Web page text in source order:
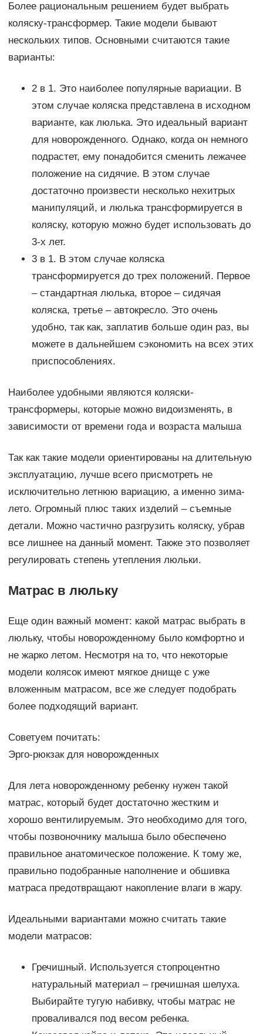
Более рациональным решением будет выбрать
коляску-трансформер. Такие модели бывают
нескольких типов. Основными считаются такие
варианты:
2 в 1. Это наиболее популярные вариации. В
этом случае коляска представлена в исходном
варианте, как люлька. Это идеальный вариант
для новорожденного. Однако, когда он немного
подрастет, ему понадобится сменить лежачее
положение на сидячие. В этом случае
достаточно произвести несколько нехитрых
манипуляций, и люлька трансформируется в
коляску, которую можно будет использовать до
3-х лет.
3 в 1. В этом случае коляска
трансформируется до трех положений. Первое
– стандартная люлька, второе – сидячая
коляска, третье – автокресло. Это очень
удобно, так как, заплатив больше один раз, вы
можете в дальнейшем сэкономить на всех этих
приспособлениях.
Наиболее удобными являются коляски-
трансформеры, которые можно видоизменять, в
зависимости от времени года и возраста малыша
Так как такие модели ориентированы на длительную
эксплуатацию, лучше всего присмотреть не
исключительно летнюю вариацию, а именно зима-
лето. Огромный плюс таких изделий – съемные
детали. Можно частично разгрузить коляску, убрав
все лишнее на данный момент. Также это позволяет
регулировать степень утепления люльки.
Матрас в люльку
Еще один важный момент: какой матрас выбрать в
люльку, чтобы новорожденному было комфортно и
не жарко летом. Несмотря на то, что некоторые
модели колясок имеют мягкое днище с уже
вложенным матрасом, все же следует подобрать
более подходящий вариант.
Советуем почитать:
Эрго-рюкзак для новорожденных
Для лета новорожденному ребенку нужен такой
матрас, который будет достаточно жестким и
хорошо вентилируемым. Это необходимо для того,
чтобы позвоночнику малыша было обеспечено
правильное анатомическое положение. К тому же,
правильно подобранные наполнение и обшивка
матраса предотвращают накопление влаги в жару.
Идеальными вариантами можно считать такие
модели матрасов:
Гречишный. Используется стопроцентно
натуральный материал – гречишная шелуха.
Выбирайте тугую набивку, чтобы матрас не
проваливался под весом ребенка.